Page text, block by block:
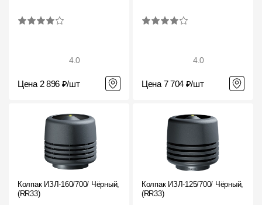
4.0
Цена 2 896 ₽/шт
4.0
Цена 7 704 ₽/шт
Колпак ИЗЛ-160/700/ Чёрный,
(RR33)
Колпак ИЗЛ-125/700/ Чёрный,
(RR33)